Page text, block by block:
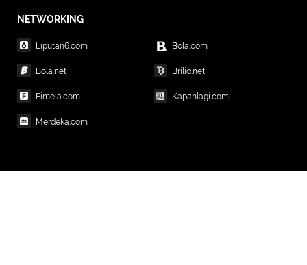
NETWORKING
Liputan6.com Bola.com
Bola.net Brilio.net
Fimela.com Kapanlagi.com
Merdeka.com